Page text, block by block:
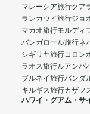
マレーシア旅行クア
ランカウイ旅行ジョ
マカオ旅行モルディ
バンガロール旅行ネ
シギリヤ旅行コロン
ラオス旅行ルアンパ
ブルネイ旅行バンダ
キルギス旅行カザフ
ハワイ・グアム・サ